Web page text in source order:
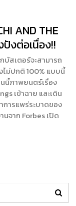
AND THE
ปังต่อเนื่อง!!
สเตอร์จะสามารถ
ไม่ปกติ 100% แบบนี้
นี้ภาพยนตร์เรื่อง
เข้าฉาย และเดิน
การแพร่ระบาดของ
จาก Forbes เปิด